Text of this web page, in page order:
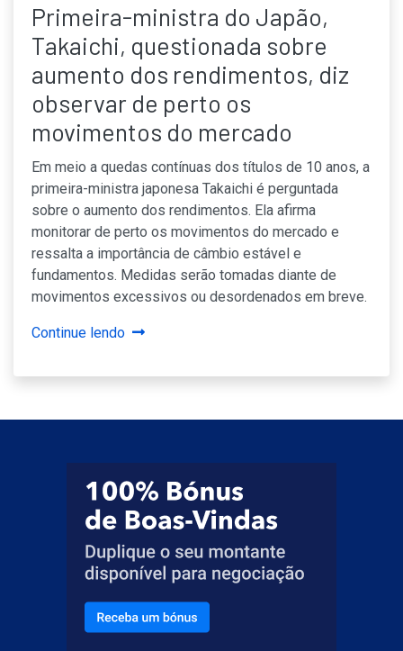
Primeira-ministra do Japão,
Takaichi, questionada sobre
aumento dos rendimentos, diz
observar de perto os
movimentos do mercado
Em meio a quedas contínuas dos títulos de 10 anos, a
primeira-ministra japonesa Takaichi é perguntada
sobre o aumento dos rendimentos. Ela afirma
monitorar de perto os movimentos do mercado e
ressalta a importância de câmbio estável e
fundamentos. Medidas serão tomadas diante de
movimentos excessivos ou desordenados em breve.
Continue lendo